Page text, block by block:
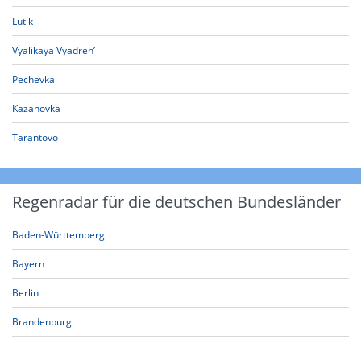
Lutik
Vyalikaya Vyadren’
Pechevka
Kazanovka
Tarantovo
Regenradar für die deutschen Bundesländer
Baden-Württemberg
Bayern
Berlin
Brandenburg